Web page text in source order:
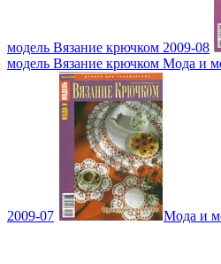
модель Вязание крючком 2009-08
модель Вязание крючком Мода и
2009-07 Мода и